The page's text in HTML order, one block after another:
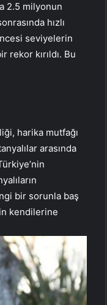
2.5 milyonun
hızlı
seviyelerin
rekor kırıldı. Bu
harika mutfağı
arasında
bir sorunla baş
kendilerine